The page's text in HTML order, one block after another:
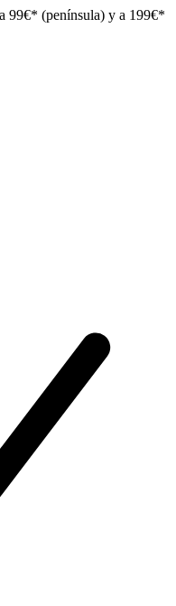
99€* (península) y a 199€*